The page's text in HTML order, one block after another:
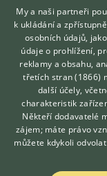
My a naši partneři
k ukládání a
osobních údajů,
údaje o prohlížení,
reklamy a obsahu,
třetích stran (1866)
další účely,
charakteristik
Někteří dodavatelé
zájem; máte právo
můžete kdykoli